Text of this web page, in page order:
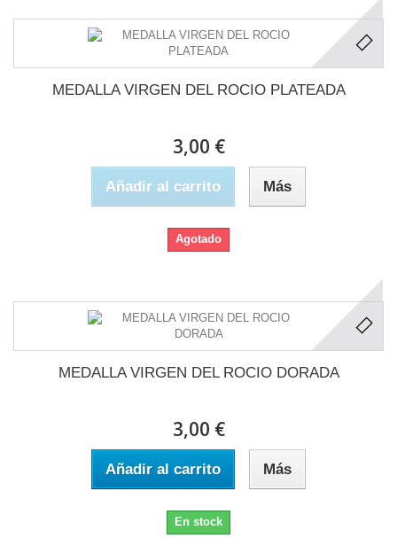
MEDALLA VIRGEN DEL ROCIO PLATEADA
3,00 €
Añadir al carrito Más
Agotado
MEDALLA VIRGEN DEL ROCIO DORADA
3,00 €
Añadir al carrito Más
En stock